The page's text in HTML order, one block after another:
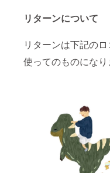
リターンについて
リターンは下記の
使ってのものになり